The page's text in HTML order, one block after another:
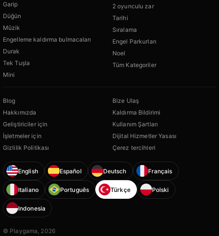
Garip
Düğün
Müzik
Engelleme kaldırma bulmacaları
Durak
Tek Tuşla
Mini
2 oyunculu zar
Tarihi
Sıralama
Engel Parkurları
Noel
Tüm Kategoriler
Blog
Hakkımızda
Geliştiriciler için
İşletmeler için
Gizlilik Politikası
Bize Ulaş
Kaldırma Bildirimi
Kullanım Şartları
Dijital Hizmetler Yasası
Çerez tercihleri
English Español Deutsch Français
Italiano Português Türkçe Polski
Indonesia
© Playgama, 2026